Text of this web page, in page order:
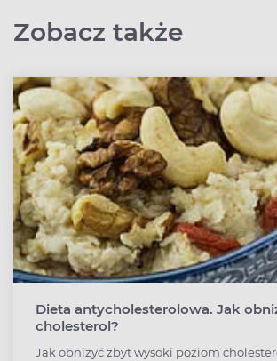
Zobacz także
Dieta antycholesterolowa. Jak
cholesterol?
Jak obniżyć zbyt wysoki poziom